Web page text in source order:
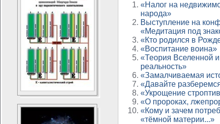
«Налог на
народа»
Выступление на
«Медитация под
«Кто родился в
«Воспитание воина»
«Теория Вселенной
реальность»
«Замалчиваемая
«Давайте
«Укрощение
«О пророках,
«Кому и зачем
«тёмной материи...»